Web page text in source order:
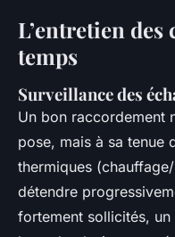
L’entretien
temps
Surveillance des
Un bon raccordement
pose, mais à sa tenue
thermiques
détendre
fortement sollicités,